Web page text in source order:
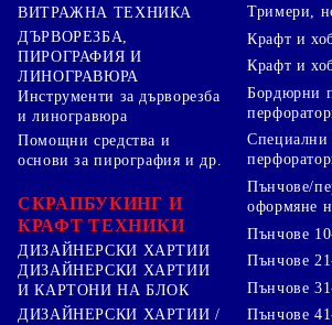
ВИТРАЖНА ТЕХНИКА
ДЪРВОРЕЗБА,
ПИРОГРАФИЯ И
ЛИНОГРАВЮРА
Инструменти за дърворезба
и линогравюра
Помощни средства и
основи за пирография и др.
СКРАПБУКИНГ И
КРАФТ ТЕХНИКИ
ДИЗАЙНЕРСКИ ХАРТИИ
ДИЗАЙНЕРСКИ ХАРТИИ
И КАРТОНИ НА БЛОК
ДИЗАЙНЕРСКИ ХАРТИИ /
Тримери,
Крафт и
Крафт и
Бордюрни
Специални
Пънчове/
оформяне
Пънчове
Пънчове
Пънчове
Пънчове